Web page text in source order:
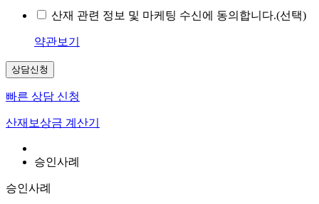
산재 관련 정보 및 마케팅 수신에 동의합니다.(선택)
약관보기
상담신청
빠른 상담 신청
산재보상금 계산기
승인사례
승인사례